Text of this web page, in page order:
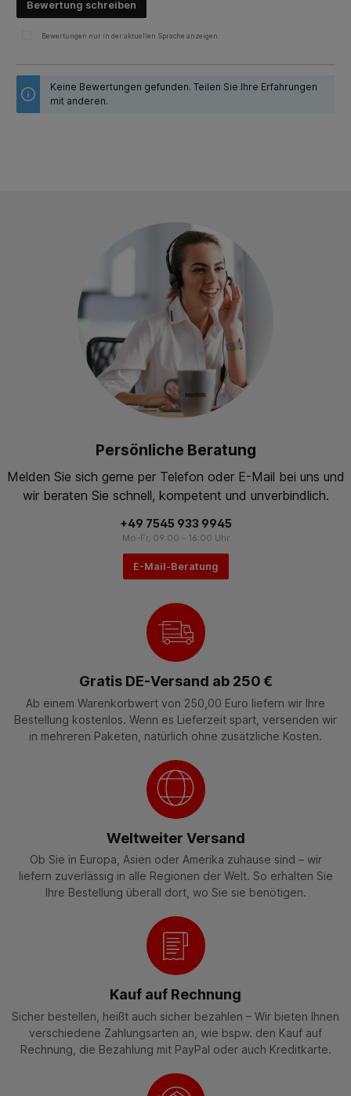
Bewertung schreiben
Bewertungen nur in der aktuellen Sprache anzeigen.
Keine Bewertungen gefunden. Teilen Sie Ihre Erfahrungen
mit anderen.
Persönliche Beratung
Melden Sie sich gerne per Telefon oder E-Mail bei uns und
wir beraten Sie schnell, kompetent und unverbindlich.
+49 7545 933 9945
Mo-Fr, 09:00 - 16:00 Uhr
E-Mail-Beratung
Gratis DE-Versand ab 250 €
Ab einem Warenkorbwert von 250,00 Euro liefern wir Ihre
Bestellung kostenlos. Wenn es Lieferzeit spart, versenden wir
in mehreren Paketen, natürlich ohne zusätzliche Kosten.
Weltweiter Versand
Ob Sie in Europa, Asien oder Amerika zuhause sind – wir
liefern zuverlässig in alle Regionen der Welt. So erhalten Sie
Ihre Bestellung überall dort, wo Sie sie benötigen.
Kauf auf Rechnung
Sicher bestellen, heißt auch sicher bezahlen – Wir bieten Ihnen
verschiedene Zahlungsarten an, wie bspw. den Kauf auf
Rechnung, die Bezahlung mit PayPal oder auch Kreditkarte.